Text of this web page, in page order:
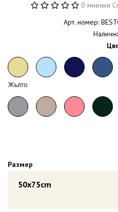
0 мнения
Арт. номер:
Жълто
Размер
50x75cm